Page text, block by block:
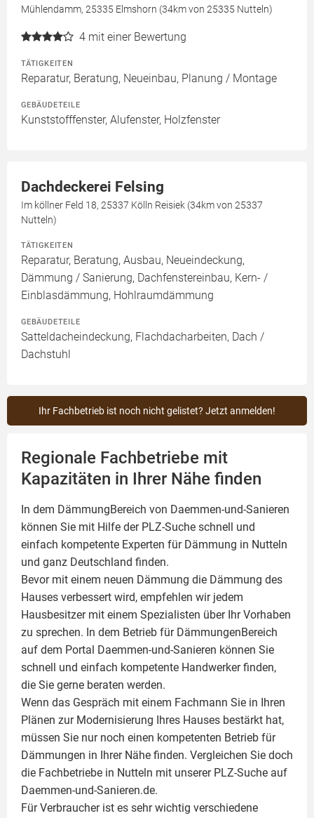
Mühlendamm, 25335 Elmshorn (34km von 25335 Nutteln)
4 mit einer Bewertung
TÄTIGKEITEN
Reparatur, Beratung, Neueinbau, Planung / Montage
GEBÄUDETEILE
Kunststofffenster, Alufenster, Holzfenster
Dachdeckerei Felsing
Im köllner Feld 18, 25337 Kölln Reisiek (34km von 25337
Nutteln)
TÄTIGKEITEN
Reparatur, Beratung, Ausbau, Neueindeckung,
Dämmung / Sanierung, Dachfenstereinbau, Kern- /
Einblasdämmung, Hohlraumdämmung
GEBÄUDETEILE
Satteldacheindeckung, Flachdacharbeiten, Dach /
Dachstuhl
Ihr Fachbetrieb ist noch nicht gelistet? Jetzt anmelden!
Regionale Fachbetriebe mit
Kapazitäten in Ihrer Nähe finden
In dem DämmungBereich von Daemmen-und-Sanieren
können Sie mit Hilfe der PLZ-Suche schnell und
einfach kompetente Experten für Dämmung in Nutteln
und ganz Deutschland finden.
Bevor mit einem neuen Dämmung die Dämmung des
Hauses verbessert wird, empfehlen wir jedem
Hausbesitzer mit einem Spezialisten über Ihr Vorhaben
zu sprechen. In dem Betrieb für DämmungenBereich
auf dem Portal Daemmen-und-Sanieren können Sie
schnell und einfach kompetente Handwerker finden,
die Sie gerne beraten werden.
Wenn das Gespräch mit einem Fachmann Sie in Ihren
Plänen zur Modernisierung Ihres Hauses bestärkt hat,
müssen Sie nur noch einen kompetenten Betrieb für
Dämmungen in Ihrer Nähe finden. Vergleichen Sie doch
die Fachbetriebe in Nutteln mit unserer PLZ-Suche auf
Daemmen-und-Sanieren.de.
Für Verbraucher ist es sehr wichtig verschiedene